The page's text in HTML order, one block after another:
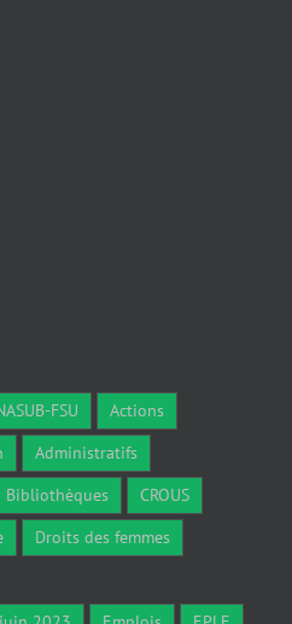
FSU
Actions
Administratifs
Bibliothèques
CROUS
Droits des femmes